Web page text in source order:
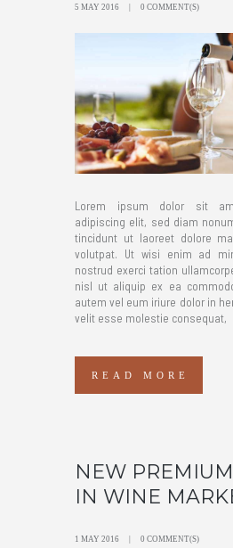
5 MAY 2016 0 COMMENT(S)
Lorem ipsum dolor sit
adipiscing elit, sed diam
tincidunt ut laoreet dolore
volutpat. Ut wisi enim ad
nostrud exerci tation
nisl ut aliquip ex ea
autem vel eum iriure dolor in
velit esse molestie consequat,
READ MORE
NEW
IN WINE
1 MAY 2016 0 COMMENT(S)